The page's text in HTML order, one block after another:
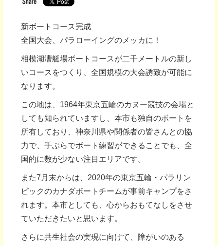
新ボートコース完成
全国大会、パラローイングのメッカに！
相模湖漕艇場ボートコースが二千メートルの新し
いコースをつくり、全国規模の大会誘致が可能に
なります。
この地は、1964年東京五輪のカヌー競技の会場と
しても知られていますし、本市も独自のボートを
所有しており、神奈川県や関係者の皆さんとの協
力で、手ぶらでボート練習ができることでも、全
国的に数が少ない注目エリアです。
また7月末からは、2020年の東京五輪・パラリン
ピックのカナダボートチームが事前キャンプをさ
れます。本市としても、心からおもてなしをさせ
ていただきたいと思います。
さらに共生社会の実現に向けて、障がいのある